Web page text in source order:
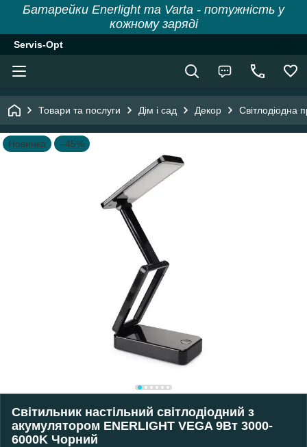
Батарейки Enerlight та Varta - потужність у
кожному заряді
Servis-Opt
Товари та послуги Дім і сад Декор Світлодіодна
Новинка –45%
Світильник настільний світлодіодний з
акумулятором ENERLIGHT VEGA 9Вт 3000-
6000K Чорний